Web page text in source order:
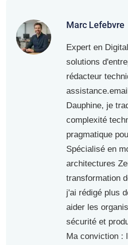
Marc Lefebvre
Expert en
solutions
rédacteur
Dauphine, je
complexité
pragmatique
Spécialisé en
architectures
transformation
j'ai rédigé plus
aider les
sécurité et
Ma conviction :